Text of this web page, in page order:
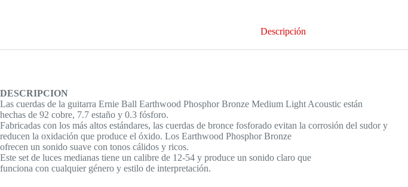
Descripción
DESCRIPCION
Las cuerdas de la guitarra Ernie Ball Earthwood Phosphor Bronze Medium Light Acoustic están
hechas de 92 cobre, 7.7 estaño y 0.3 fósforo.
Fabricadas con los más altos estándares, las cuerdas de bronce fosforado evitan la corrosión del sudor y
reducen la oxidación que produce el óxido. Los Earthwood Phosphor Bronze
ofrecen un sonido suave con tonos cálidos y ricos.
Este set de luces medianas tiene un calibre de 12-54 y produce un sonido claro que
funciona con cualquier género y estilo de interpretación.